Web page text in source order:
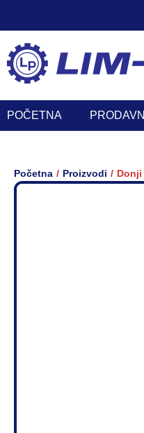
POČETNA
Početna / Proizvodi / Donji